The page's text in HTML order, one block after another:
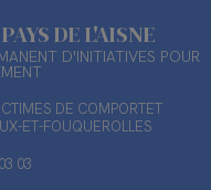
DE L'AISNE
D'INITIATIVES POUR
DE COMPORTET
ET-FOUQUEROLLES
03